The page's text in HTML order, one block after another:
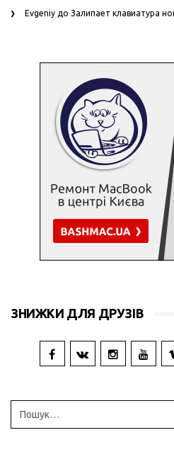
Evgeniy до Залипает клавиатура
ЗНИЖКИ ДЛЯ ДРУЗІВ